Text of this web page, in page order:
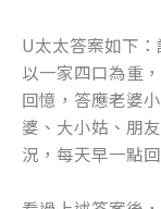
U太太答案如下
以一家四口為重
回憶，答應老婆
婆、大小姑、朋
況，每天早一點